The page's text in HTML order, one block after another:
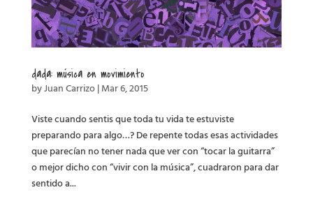
dada: música en movimiento
byJuan Carrizo|Mar 6, 2015
Viste cuando sentis que toda tu vida te estuviste
preparando para algo…? De repente todas esas actividades
que parecían no tener nada que ver con “tocar la guitarra”
o mejor dicho con “vivir con la música”, cuadraron para dar
sentido a...